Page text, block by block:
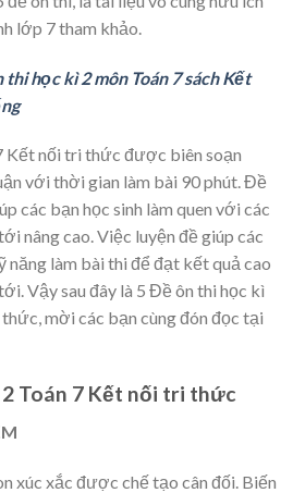
lớp 7 tham khảo.
thi học kì 2 môn Toán 7 sách Kết
Kết nối tri thức được biên soạn
với thời gian làm bài 90 phút. Đề
các bạn học sinh làm quen với các
nâng cao. Việc luyện đề giúp các
năng làm bài thi để đạt kết quả cao
Vậy sau đây là 5 Đề ôn thi học kì
mời các bạn cùng đón đọc tại
Toán 7 Kết nối tri thức
xúc xắc được chế tạo cân đối. Biến